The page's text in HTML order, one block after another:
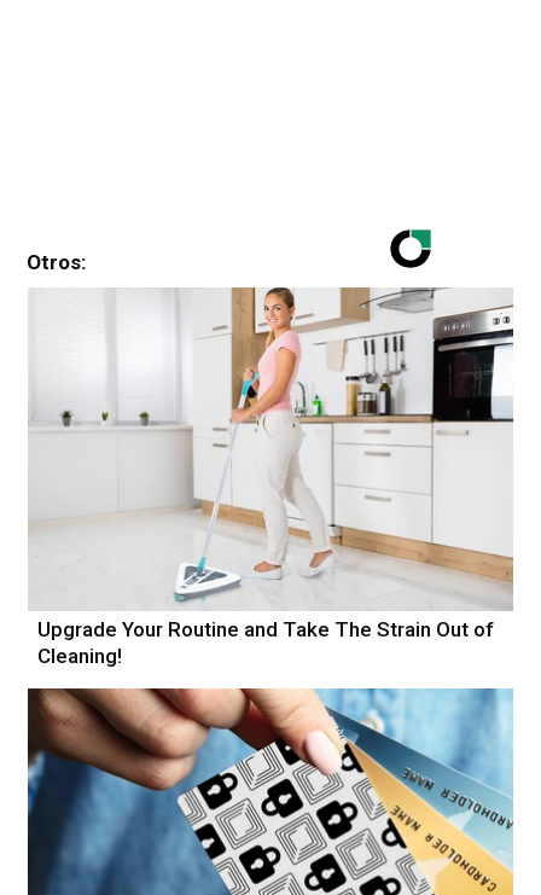
Otros:
Upgrade Your Routine and Take The Strain Out of
Cleaning!